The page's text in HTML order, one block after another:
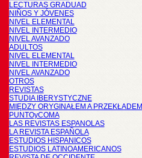
LECTURAS GRADUAD
NIÑOS Y JÓVENES
NIVEL ELEMENTAL
NIVEL INTERMEDIO
NIVEL AVANZADO
ADULTOS
NIVEL ELEMENTAL
NIVEL INTERMEDIO
NIVEL AVANZADO
OTROS
REVISTAS
STUDIA IBERYSTYCZNE
MIĘDZY ORYGINAŁEM A PRZEKŁADEM
PUNTOyCOMA
LAS REVISTAS ESPANOLAS
LA REVISTA ESPAÑOLA
ESTUDIOS HISPANICOS
ESTUDIOS LATINOAMERICANOS